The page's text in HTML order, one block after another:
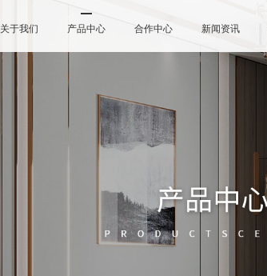
关于我们 产品中心 合作中心 新闻资讯